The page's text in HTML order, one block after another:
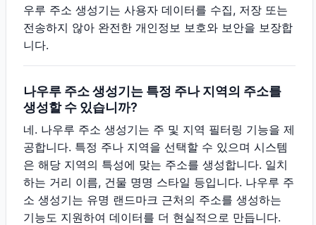
우루 주소 생성기는 사용자 데이터를 수집, 저장 또는
전송하지 않아 완전한 개인정보 보호와 보안을 보장합
니다.
나우루 주소 생성기는 특정 주나 지역의 주소를
생성할 수 있습니까?
네. 나우루 주소 생성기는 주 및 지역 필터링 기능을 제
공합니다. 특정 주나 지역을 선택할 수 있으며 시스템
은 해당 지역의 특성에 맞는 주소를 생성합니다. 일치
하는 거리 이름, 건물 명명 스타일 등입니다. 나우루 주
소 생성기는 유명 랜드마크 근처의 주소를 생성하는
기능도 지원하여 데이터를 더 현실적으로 만듭니다.